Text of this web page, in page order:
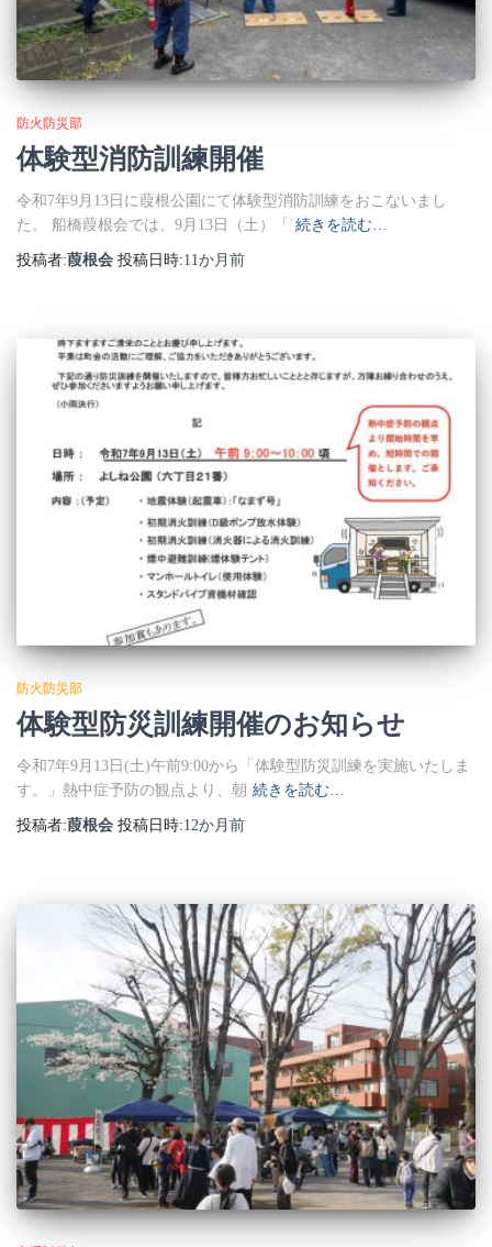
防火防災部
体験型消防訓練開催
令和7年9月13日に葭根公園にて体験型消防訓練をおこないまし
た。 船橋葭根会では、9月13日（土）「
続きを読む…
投稿者:葭根会 投稿日時:11か月 前
防火防災部
体験型防災訓練開催のお知らせ
令和7年9月13日(土)午前9:00から「体験型防災訓練を実施いたしま
す。」熱中症予防の観点より、朝 続きを読む…
投稿者:葭根会 投稿日時:12か月 前